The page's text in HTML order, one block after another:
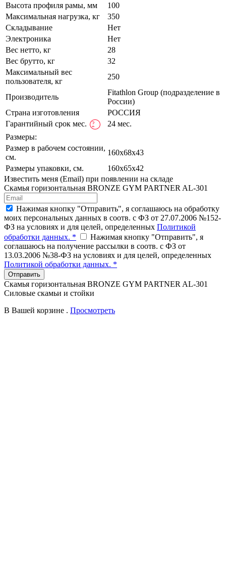
Высота профиля рамы, мм
100
Максимальная нагрузка, кг
350
Складывание
Нет
Электроника
Нет
Вес нетто, кг
28
Вес брутто, кг
32
Максимальный вес
пользователя, кг
250
Производитель
Fitathlon Group (подразделение в
России)
Страна изготовления
РОССИЯ
Гарантийный срок мес.
?
24 мес.
Размеры:
Размер в рабочем состоянии,
см.
160х68x43
Размеры упаковки, см.
160х65x42
Известить меня (Email) при появлении на складе
Скамья горизонтальная BRONZE GYM PARTNER AL-301
Нажимая кнопку "Отправить", я соглашаюсь на обработку
моих персональных данных в соотв. с ФЗ от 27.07.2006 №152-
ФЗ на условиях и для целей, определенных Политикой
обработки данных. *
Нажимая кнопку "Отправить", я
соглашаюсь на получение рассылки в соотв. с ФЗ от
13.03.2006 №38-ФЗ на условиях и для целей, определенных
Политикой обработки данных. *
Отправить
Скамья горизонтальная BRONZE GYM PARTNER AL-301
Силовые скамьи и стойки
В Вашей корзине . Просмотреть